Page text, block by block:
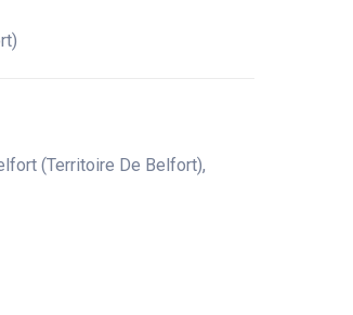
(Territoire De Belfort),